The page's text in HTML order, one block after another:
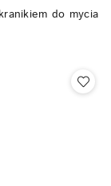
do mycia